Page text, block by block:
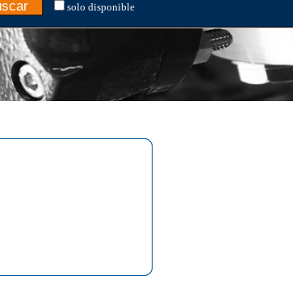
solo disponible